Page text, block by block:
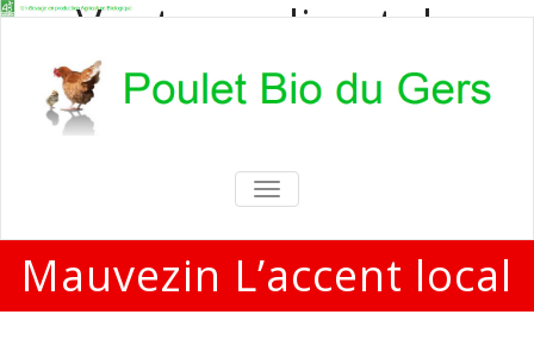
Vente en direct de
poulets bio
Vente en direct de poulets bio aux
particuliers et professionnels
TOGGLE
NAVIGATION
Mauvezin L’accent local